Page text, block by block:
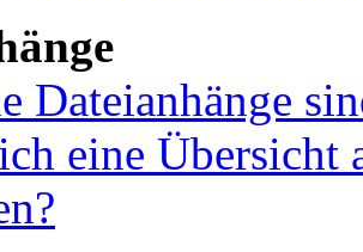
Dateianhänge
eine Übersicht